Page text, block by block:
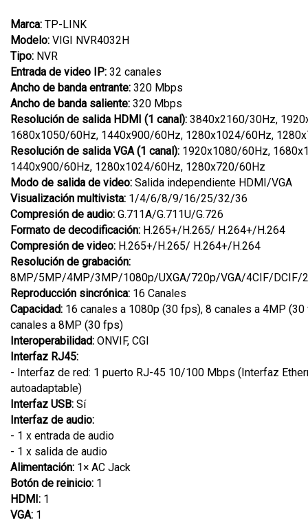
Marca: TP-LINK
Modelo: VIGI NVR4032H
Tipo: NVR
Entrada de video IP: 32 canales
Ancho de banda entrante: 320 Mbps
Ancho de banda saliente: 320 Mbps
Resolución de salida HDMI (1 canal): 3840x2160/30Hz,
1680x1050/60Hz, 1440x900/60Hz, 1280x1024/60Hz,
Resolución de salida VGA (1 canal): 1920x1080/60Hz,
1440x900/60Hz, 1280x1024/60Hz, 1280x720/60Hz
Modo de salida de video: Salida independiente HDMI/VGA
Visualización multivista: 1/4/6/8/9/16/25/32/36
Compresión de audio: G.711A/G.711U/G.726
Formato de decodificación: H.265+/H.265/ H.264+/H.264
Compresión de video: H.265+/H.265/ H.264+/H.264
Resolución de grabación:
8MP/5MP/4MP/3MP/1080p/UXGA/720p/VGA/4CIF/DCIF/
Reproducción sincrónica: 16 Canales
Capacidad: 16 canales a 1080p (30 fps), 8 canales a 4MP (30
canales a 8MP (30 fps)
Interoperabilidad: ONVIF, CGI
Interfaz RJ45:
- Interfaz de red: 1 puerto RJ-45 10/100 Mbps (Interfaz
autoadaptable)
Interfaz USB: Sí
Interfaz de audio:
- 1 x entrada de audio
- 1 x salida de audio
Alimentación: 1× AC Jack
Botón de reinicio: 1
HDMI: 1
VGA: 1